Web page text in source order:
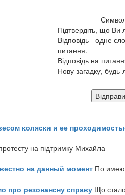
Підтвердіть, що Ви
Відповідь - одне
питання.
Відповідь на
Нову загадку, будь-
коляски и ее
на підтримку Михайла
на данный момент По
про резонансну справу Що